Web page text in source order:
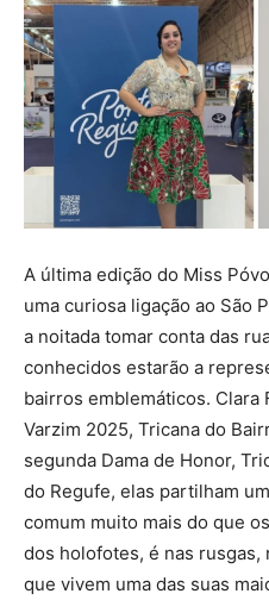
A última edição do Miss
uma curiosa ligação ao São
a noitada tomar conta das
conhecidos estarão a
bairros emblemáticos. Clara
Varzim 2025, Tricana do
segunda Dama de Honor,
do Regufe, elas partilham
comum muito mais do que
dos holofotes, é nas
que vivem uma das suas